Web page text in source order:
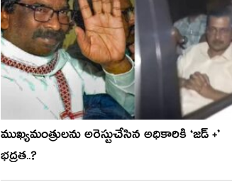
ముఖ్య‌మంత్రులను అరెస్టుచేసిన అధికారికి ‘జ‌డ్ +’
భ‌ద్ర‌త..?